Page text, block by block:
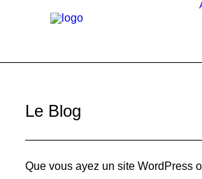
Le Blog
Que vous ayez un site WordPress